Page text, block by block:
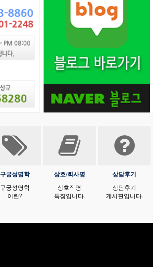
구궁성명학
구궁성명학
이란?
상호/회사명
상호작명
특징입니다.
상담후기
상담후기
게시판입니다.